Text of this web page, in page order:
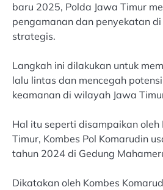
baru 2025, Polda Jawa Timur
pengamanan dan penyekatan
strategis.
Langkah ini dilakukan untuk
lalu lintas dan mencegah
keamanan di wilayah Jawa
Hal itu seperti disampaikan
Timur, Kombes Pol Komarudin
tahun 2024 di Gedung
Dikatakan oleh Kombes